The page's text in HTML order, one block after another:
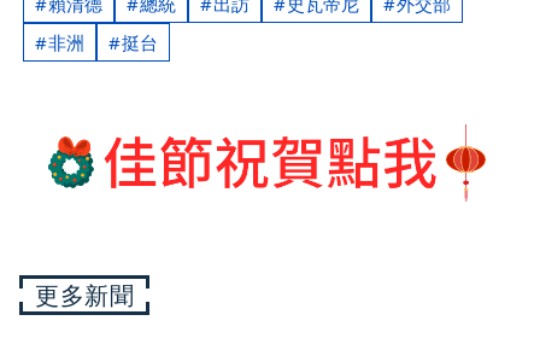
非洲
挺台
更多新聞